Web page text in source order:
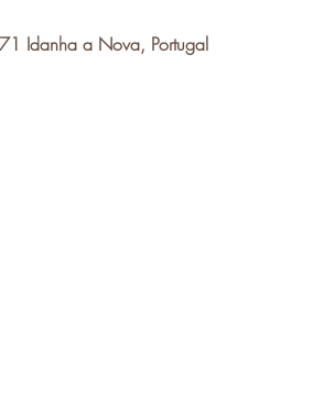
Idanha a Nova, Portugal